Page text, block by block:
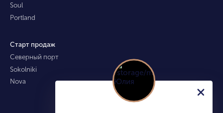
Soul
Portland
Старт продаж
Северный порт
Sokolniki
Nova